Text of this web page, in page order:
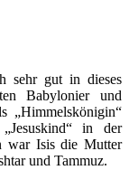
sehr gut in dieses
Babylonier und
„Himmelskönigin“
in der
war Isis die Mutter
und Tammuz.